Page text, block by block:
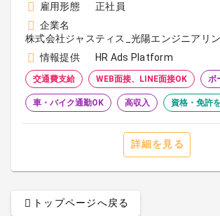
雇用形態
正社員
企業名
株式会社ジャスティス_光陽エンジニアリ
情報提供
HR Ads Platform
交通費支給 WEB面接、LINE面接OK ボ
車・バイク通勤OK 高収入 資格・免許
詳細を見る
トップページへ戻る